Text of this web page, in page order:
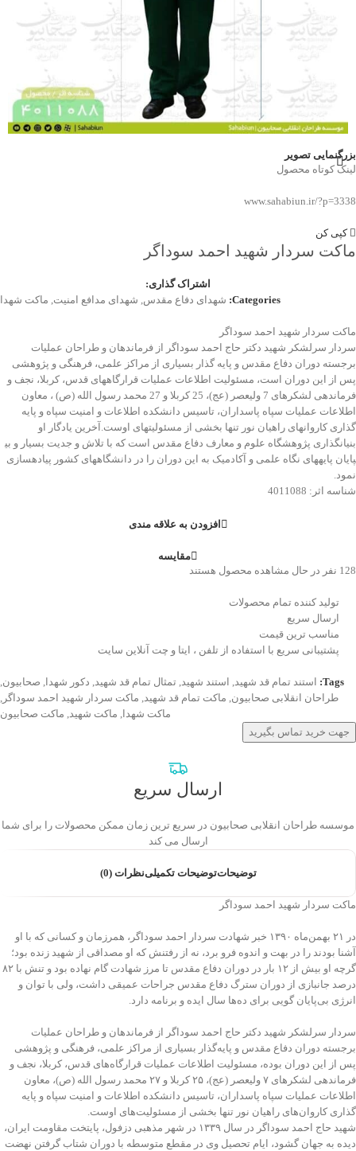
بزرگنمایی تصویر
لینک کوتاه محصول
www.sahabiun.ir/?p=3338
کپی کن
ماکت سردار شهید احمد سوداگر
اشتراک گذاری:
Categories: شهدای دفاع مقدس, شهدای مدافع امنیت, ماکت شهدا
ماکت سردار شهید احمد سوداگر
سردار سرلشكر شهید دکتر حاج احمد سوداگر از فرماندهان و طراحان عملیات
برجسته دوران دفاع مقدس و پایه​ گذار بسیاری از مراکز علمی، فرهنگی و پژوهشی
پس از این دوران است، مسئولیت اطلاعات عملیات قرارگاه​های قدس، کربلا، نجف و
فرماندهی لشکرهای 7 وليعصر (عج)، 25 کربلا و 27 محمد رسول الله (ص) ، معاون
اطلاعات عملیات سپاه پاسداران، تاسیس دانشکده اطلاعات و امنيت سپاه و پایه
گذاری کاروانهای راهیان نور تنها بخشی از مسئولیت​های اوست.آخرین یادگار او
بنیانگذاری پژوهشگاه علوم و معارف دفاع مقدس است که با تلاش و جدیت بسیار و بی​
پایان پایه​های نگاه علمی و آکادمیک به این دوران را در دانشگاه​های کشور پیاده​سازی
نمود.
شناسه اثر: 4011088
افزودن به علاقه مندی
مقایسه
128 نفر در حال مشاهده محصول هستند
تولید کننده تمام محصولات
ارسال سریع
مناسب ترین قیمت
پشتیبانی سریع با استفاده از تلفن ، ایتا و چت آنلاین سایت
Tags: استند تمام قد شهید, استند شهید, تمثال تمام قد شهید, دکور شهدا , صحابیون,
طراحان انقلابی صحابیون, ماکت تمام قد شهید, ماکت سردار شهید احمد سوداگر ,
ماکت شهدا , ماکت شهید, ماکت صحابیون
جهت خرید تماس بگیرید
ارسال سریع
موسسه طراحان انقلابی صحابیون در سریع ترین زمان ممکن محصولات را برای شما
ارسال می کند
توضیحاتتوضیحات تکمیلینظرات (0)
ماکت سردار شهید احمد سوداگر
در ۲۱ بهمن‌ماه ۱۳۹۰ خبر شهادت سردار احمد سوداگر، همرزمان و کسانی که با او
آشنا بودند را در بهت و اندوه فرو برد، نه از رفتنش که او مصداقی از شهید زنده بود؛
گرچه او بیش از ۱۲ بار در دوران دفاع مقدس تا مرز شهادت گام نهاده بود و تنش با ۸۲
درصد جانبازی از دوران سترگ دفاع مقدس جراحات عمیقی داشت، ولی با توان و
انرژی بی‌پایان گویی برای ده‌ها سال ایده و برنامه دارد.
سردار سرلشکر شهید دکتر حاج احمد سوداگر از فرماندهان و طراحان عملیات
برجسته دوران دفاع مقدس و پایه​‌گذار بسیاری از مراکز علمی، فرهنگی و پژوهشی
پس از این دوران بوده، مسئولیت اطلاعات عملیات قرارگاه‌​های قدس، کربلا، نجف و
فرماندهی لشکرهای ۷ ولیعصر (عج)، ۲۵ کربلا و ۲۷ محمد رسول الله (ص)، معاون
اطلاعات عملیات سپاه پاسداران، تاسیس دانشکده اطلاعات و امنیت سپاه و پایه
گذاری کاروان‌های راهیان نور تنها بخشی از مسئولیت​‌های اوست.
شهید حاج احمد سوداگر در سال ۱۳۳۹ در شهر مذهبی دزفول، پایتخت مقاومت ایران،
دیده به جهان گشود، ایام تحصیل وی در مقطع متوسطه با دوران شتاب گرفتن نهضت